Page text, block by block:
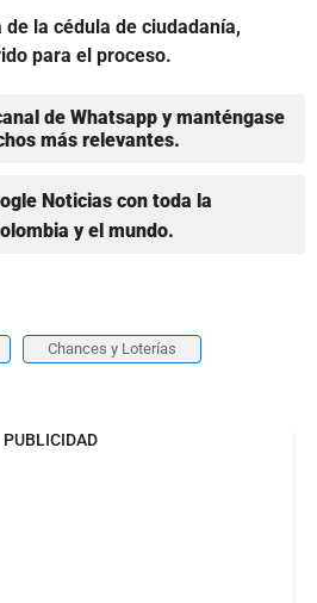
de la cédula de ciudadanía,
para el proceso.
de Whatsapp y manténgase
más relevantes.
Noticias con toda la
y el mundo.
Chances y Loterías
PUBLICIDAD